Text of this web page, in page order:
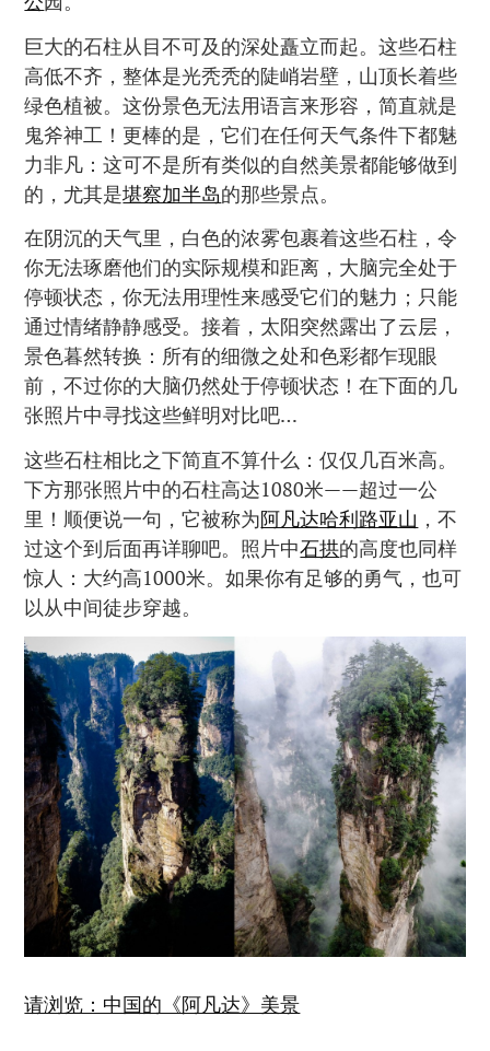
巨大的石柱从目不可及的深处矗立而起。这些石柱
高低不齐，整体是光秃秃的陡峭岩壁，山顶长着些
绿色植被。这份景色无法用语言来形容，简直就是
鬼斧神工！更棒的是，它们在任何天气条件下都魅
力非凡：这可不是所有类似的自然美景都能够做到
的，尤其是堪察加半岛的那些景点。
在阴沉的天气里，白色的浓雾包裹着这些石柱，令
你无法琢磨他们的实际规模和距离，大脑完全处于
停顿状态，你无法用理性来感受它们的魅力；只能
通过情绪静静感受。接着，太阳突然露出了云层，
景色暮然转换：所有的细微之处和色彩都乍现眼
前，不过你的大脑仍然处于停顿状态！在下面的几
张照片中寻找这些鲜明对比吧…
这些石柱相比之下简直不算什么：仅仅几百米高。
下方那张照片中的石柱高达1080米——超过一公
里！顺便说一句，它被称为阿凡达哈利路亚山 ，不
过这个到后面再详聊吧。照片中石拱的高度也同样
惊人：大约高1000米。如果你有足够的勇气，也可
以从中间徒步穿越。
请浏览：中国的《阿凡达》美景